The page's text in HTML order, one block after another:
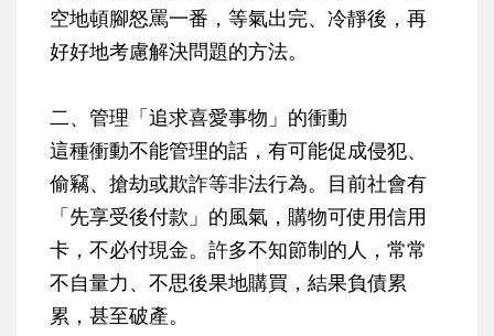
空地頓腳怒罵一番，等氣出完、冷靜後，再
好好地考慮解決問題的方法。
二、管理「追求喜愛事物」的衝動
這種衝動不能管理的話，有可能促成侵犯、
偷竊、搶劫或欺詐等非法行為。目前社會有
「先享受後付款」的風氣，購物可使用信用
卡，不必付現金。許多不知節制的人，常常
不自量力、不思後果地購買，結果負債累
累，甚至破產。